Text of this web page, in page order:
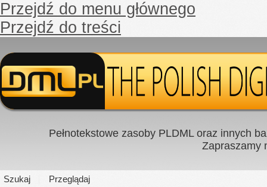
Przejdź do menu głównego
Przejdź do treści
Pełnotekstowe zasoby PLDML oraz innych
Zapraszamy
Szukaj Przeglądaj